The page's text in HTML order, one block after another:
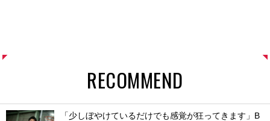
RECOMMEND
「少しぼやけているだけでも感覚が狂ってきます」B